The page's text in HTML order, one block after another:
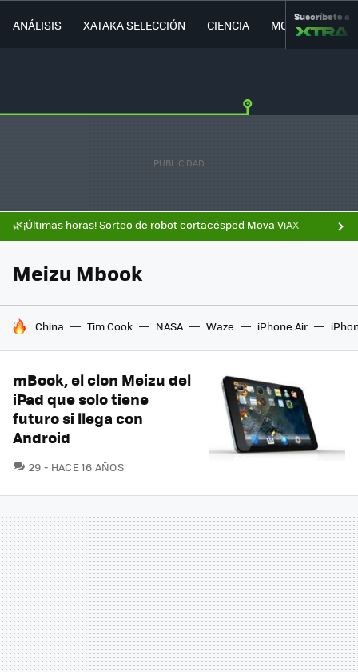
ANÁLISIS XATAKA SELECCIÓN CIENCIA MOVILIDAD
Suscríbete a
🌿¡Últimas horas! Sorteo de robot cortacésped Mova ViAX
Meizu Mbook
HOY SE HABLA DE
China Tim Cook NASA Waze iPhone Air
mBook, el clon Meizu del
iPad que solo tiene
futuro si llega con
Android
29 COMENTARIOS
HACE 16 AÑOS